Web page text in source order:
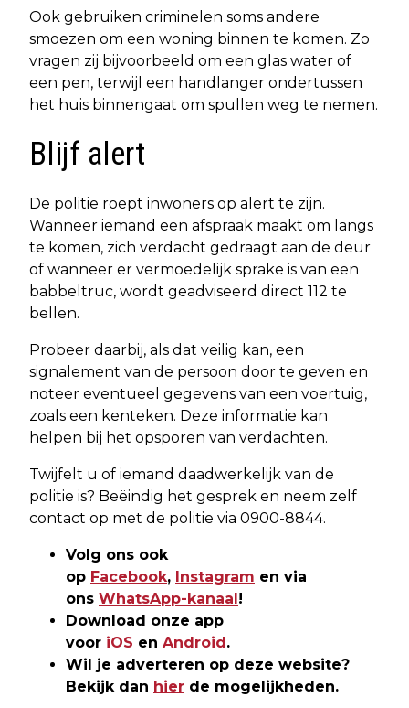
Ook gebruiken criminelen soms andere
smoezen om een woning binnen te komen. Zo
vragen zij bijvoorbeeld om een glas water of
een pen, terwijl een handlanger ondertussen
het huis binnengaat om spullen weg te nemen.
Blijf alert
De politie roept inwoners op alert te zijn.
Wanneer iemand een afspraak maakt om langs
te komen, zich verdacht gedraagt aan de deur
of wanneer er vermoedelijk sprake is van een
babbeltruc, wordt geadviseerd direct 112 te
bellen.
Probeer daarbij, als dat veilig kan, een
signalement van de persoon door te geven en
noteer eventueel gegevens van een voertuig,
zoals een kenteken. Deze informatie kan
helpen bij het opsporen van verdachten.
Twijfelt u of iemand daadwerkelijk van de
politie is? Beëindig het gesprek en neem zelf
contact op met de politie via 0900-8844.
Volg ons ook
op Facebook, Instagram en via
ons WhatsApp-kanaal!
Download onze app
voor iOS en Android.
Wil je adverteren op deze website?
Bekijk dan hier de mogelijkheden.